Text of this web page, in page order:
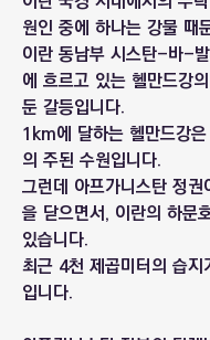
원인 중에 하나는 강물 때
이란 동남부 시스탄-바-
에 흐르고 있는 헬만드강
둔 갈등입니다.
1km에 달하는 헬만드강
의 주된 수원입니다.
그런데 아프가니스탄 정
을 닫으면서, 이란의 하문
있습니다.
최근 4천 제곱미터의 습
입니다.